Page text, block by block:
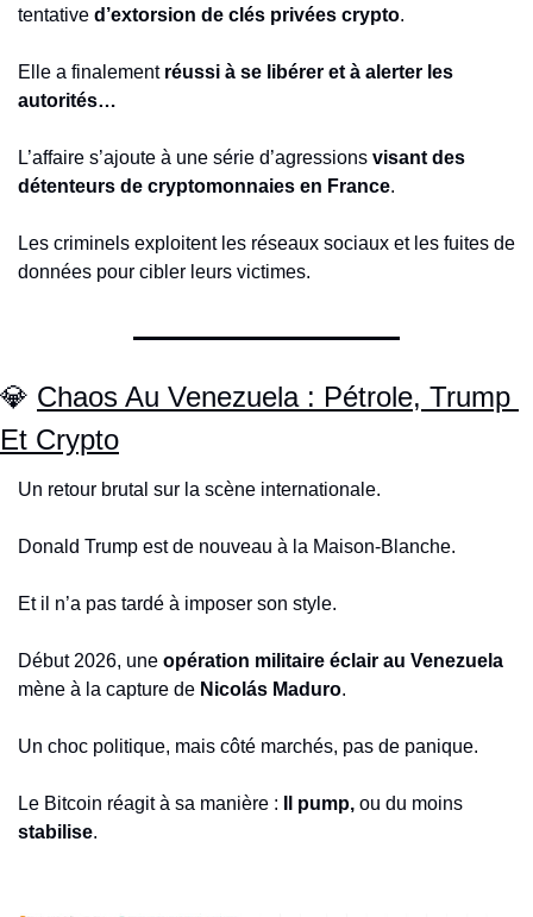
tentative d’extorsion de clés privées crypto.
Elle a finalement réussi à se libérer et à alerter les
autorités…
L’affaire s’ajoute à une série d’agressions visant des
détenteurs de cryptomonnaies en France.
Les criminels exploitent les réseaux sociaux et les fuites de
données pour cibler leurs victimes.
💎 Chaos Au Venezuela : Pétrole, Trump
Et Crypto
Un retour brutal sur la scène internationale.
Donald Trump est de nouveau à la Maison-Blanche.
Et il n’a pas tardé à imposer son style.
Début 2026, une opération militaire éclair au Venezuela
mène à la capture de Nicolás Maduro.
Un choc politique, mais côté marchés, pas de panique.
Le Bitcoin réagit à sa manière : Il pump, ou du moins
stabilise.